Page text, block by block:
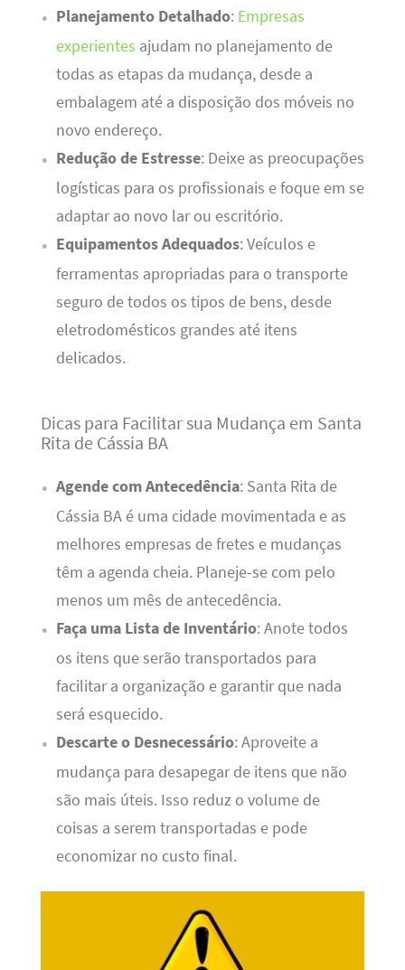
Planejamento Detalhado: Empresas
experientes ajudam no planejamento de
todas as etapas da mudança, desde a
embalagem até a disposição dos móveis no
novo endereço.
Redução de Estresse: Deixe as preocupações
logísticas para os profissionais e foque em se
adaptar ao novo lar ou escritório.
Equipamentos Adequados: Veículos e
ferramentas apropriadas para o transporte
seguro de todos os tipos de bens, desde
eletrodomésticos grandes até itens
delicados.
Dicas para Facilitar sua Mudança em Santa
Rita de Cássia BA
Agende com Antecedência: Santa Rita de
Cássia BA é uma cidade movimentada e as
melhores empresas de fretes e mudanças
têm a agenda cheia. Planeje-se com pelo
menos um mês de antecedência.
Faça uma Lista de Inventário: Anote todos
os itens que serão transportados para
facilitar a organização e garantir que nada
será esquecido.
Descarte o Desnecessário: Aproveite a
mudança para desapegar de itens que não
são mais úteis. Isso reduz o volume de
coisas a serem transportadas e pode
economizar no custo final.